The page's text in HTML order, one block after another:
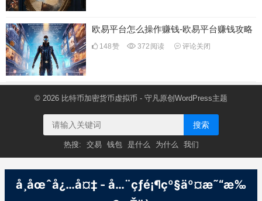
欧易平台怎么操作赚钱-欧易平台赚钱攻略
148赞 372 阅读 评论关闭
© 2026 比特币加密货币虚拟币 - 守凡原创 WordPress主题
搜索
热搜: 交易 钱包 是什么 为什么 我们